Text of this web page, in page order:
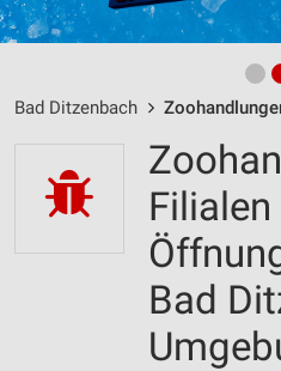
Bad Ditzenbach Zoohandlungen
Filialen
Bad